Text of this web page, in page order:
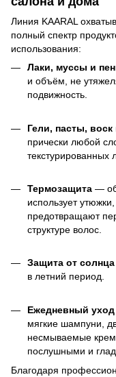
Линия KAARAL
полный спектр
использования:
Лаки, муссы и
и объём, не
подвижность.
Гели, пасты, воск
прически любой
текстурированных
Термозащита —
использует
предотвращают
структуре волос.
Защита от солнца
в летний период.
Ежедневный уход
мягкие шампуни,
несмываемые
послушными и
Благодаря